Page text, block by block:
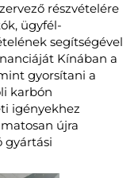
részvételére
ügyfél-
segítségével
Kínában a
gyorsítani a
karbón
igényekhez
újra
gyártási